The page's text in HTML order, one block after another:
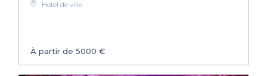
Hotel de ville
À partir de 5000 €